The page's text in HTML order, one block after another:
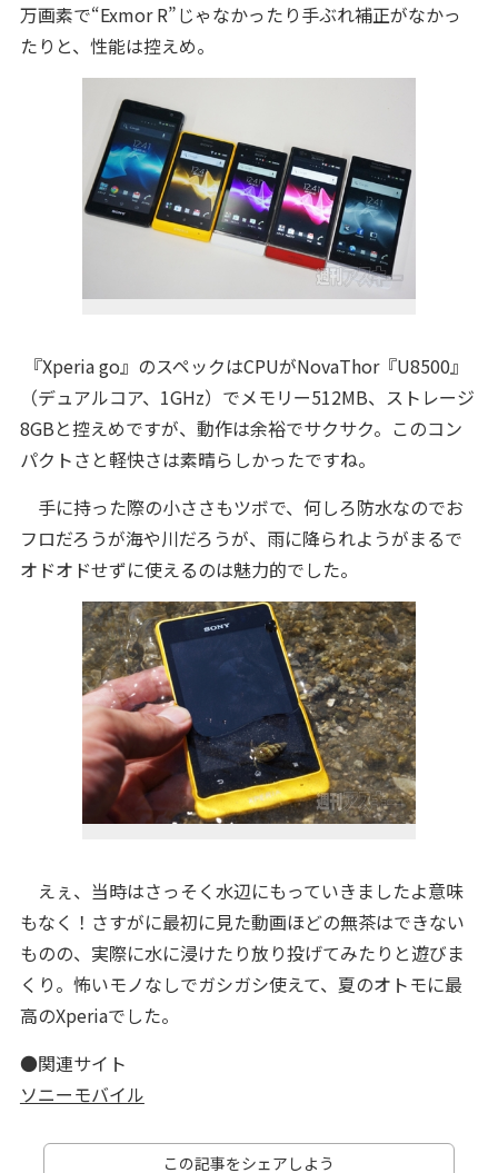
万画素で“Exmor R”じゃなかったり手ぶれ補正がなかっ
たりと、性能は控えめ。
『Xperia go』のスペックはCPUがNovaThor『U8500』
（デュアルコア、1GHz）でメモリー512MB、ストレージ
8GBと控えめですが、動作は余裕でサクサク。このコン
パクトさと軽快さは素晴らしかったですね。
手に持った際の小ささもツボで、何しろ防水なのでお
フロだろうが海や川だろうが、雨に降られようがまるで
オドオドせずに使えるのは魅力的でした。
えぇ、当時はさっそく水辺にもっていきましたよ意味
もなく！さすがに最初に見た動画ほどの無茶はできない
ものの、実際に水に浸けたり放り投げてみたりと遊びま
くり。怖いモノなしでガシガシ使えて、夏のオトモに最
高のXperiaでした。
●関連サイト
ソニーモバイル
この記事をシェアしよう